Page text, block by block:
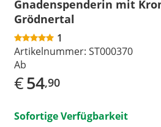
Gnadenspenderin mit
Grödnertal
1
Artikelnummer: ST000370
Ab
€54,90
Sofortige Verfügbarkeit